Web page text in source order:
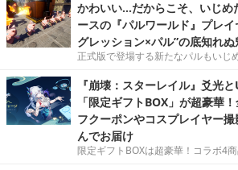
かわいい…だからこそ、いじめ
ースの『パルワールド』プレ
グレッション×パル”の底知れ
正式版で登場する新たなパルもいじ
『崩壊：スターレイル』爻光
「限定ギフトBOX」が超豪華
フクーポンやコスプレイヤー
んでお届け
限定ギフトBOXは超豪華！コラボ4